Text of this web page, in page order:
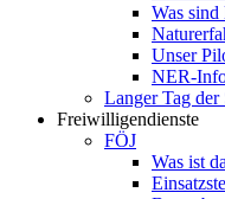
Was sind
Unser
NER-
Langer Tag der
Freiwilligendienste
FÖJ
Was ist